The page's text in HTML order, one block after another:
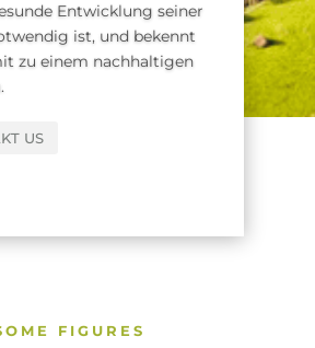
Entwicklung seiner
ist, und bekennt
zu einem nachhaltigen
US
FIGURES